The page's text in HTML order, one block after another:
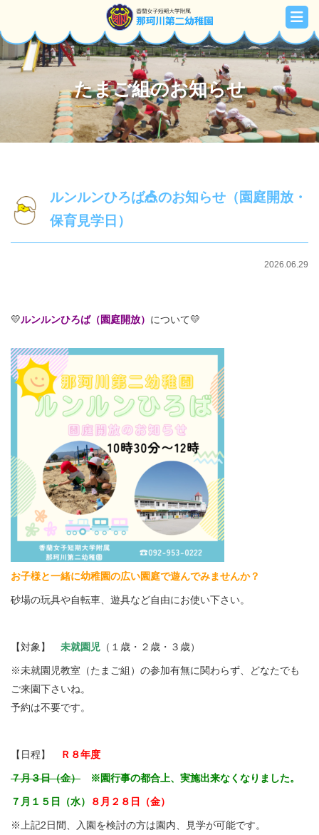
たまご組のお知らせ
ルンルンひろば🎪のお知らせ（園庭開放・
保育見学日）
2026.06.29
💛ルンルンひろば（園庭開放） について💛
お子様と一緒に幼稚園の広い園庭で遊んでみませんか？
砂場の玩具や自転車、遊具など自由にお使い下さい。
【対象】 未就園児 （１歳・２歳・３歳）
※未就園児教室（たまご組）の参加有無に関わらず、どなたでも
ご来園下さいね。
予約は不要です。
【日程】 Ｒ８年度
７月３日（金） ※園行事の都合上、実施出来なくなりました。
７月１５日（水） ８月２８日（金）
※上記2日間、入園を検討の方は園内、見学が可能です。